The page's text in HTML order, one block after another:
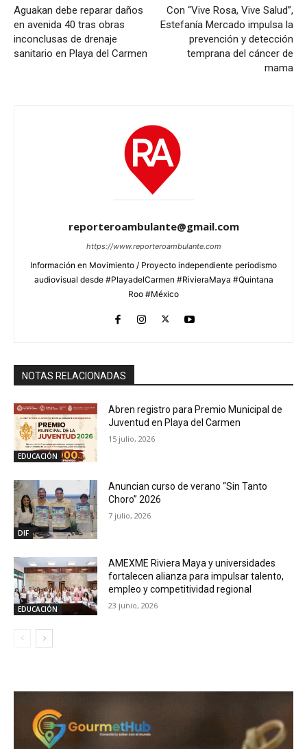
Aguakan debe reparar daños
en avenida 40 tras obras
inconclusas de drenaje
sanitario en Playa del Carmen
Con “Vive Rosa, Vive Salud”,
Estefanía Mercado impulsa la
prevención y detección
temprana del cáncer de
mama
reporteroambulante@gmail.com
https://www.reporteroambulante.com
Información en Movimiento / Proyecto independiente periodismo
audiovisual desde #PlayadelCarmen #RivieraMaya #Quintana
Roo #México
NOTAS RELACIONADAS
EDUCACIÓN
Abren registro para Premio Municipal de
Juventud en Playa del Carmen
15 julio, 2026
DIF
Anuncian curso de verano “Sin Tanto
Choro” 2026
7 julio, 2026
EDUCACIÓN
AMEXME Riviera Maya y universidades
fortalecen alianza para impulsar talento,
empleo y competitividad regional
23 junio, 2026